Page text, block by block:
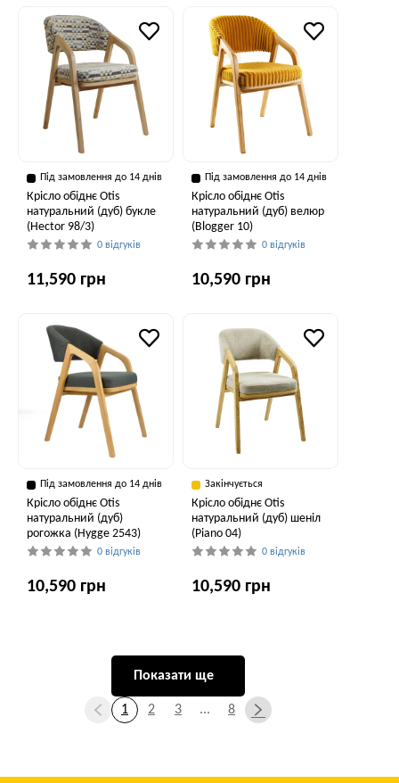
Під замовлення до 14 днів
Крісло обіднє Otis
натуральний (дуб) букле
(Hector 98/3)
0 відгуків
11,590 грн
Під замовлення до 14 днів
Крісло обіднє Otis
натуральний (дуб) велюр
(Blogger 10)
0 відгуків
10,590 грн
Під замовлення до 14 днів
Крісло обіднє Otis
натуральний (дуб)
рогожка (Hygge 2543)
0 відгуків
10,590 грн
Закінчується
Крісло обіднє Otis
натуральний (дуб) шеніл
(Piano 04)
0 відгуків
10,590 грн
Показати ще
1 2 3 ... 8